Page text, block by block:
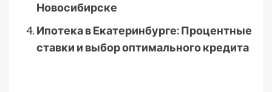
Новосибирске
Ипотека в Екатеринбурге: Процентные
ставки и выбор оптимального кредита